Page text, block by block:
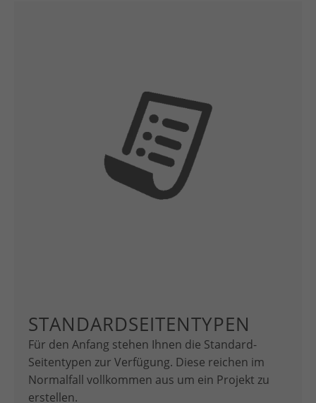
STANDARDSEITENTYPEN
Für den Anfang stehen Ihnen die Standard-
Seitentypen zur Verfügung. Diese reichen im
Normalfall vollkommen aus um ein Projekt zu
erstellen.